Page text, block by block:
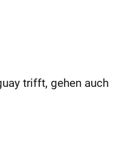
trifft, gehen auch